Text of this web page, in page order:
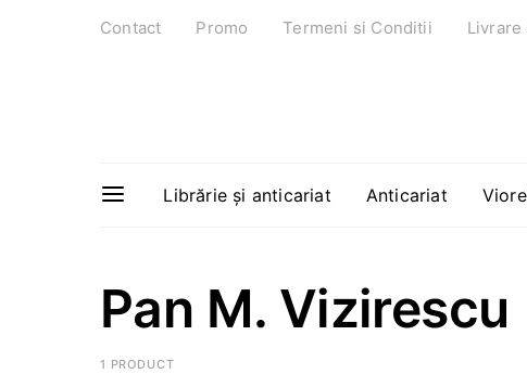
Contact Promo Termeni si Conditii
Librărie și anticariat Anticariat
Pan M. Vizirescu
1 PRODUCT